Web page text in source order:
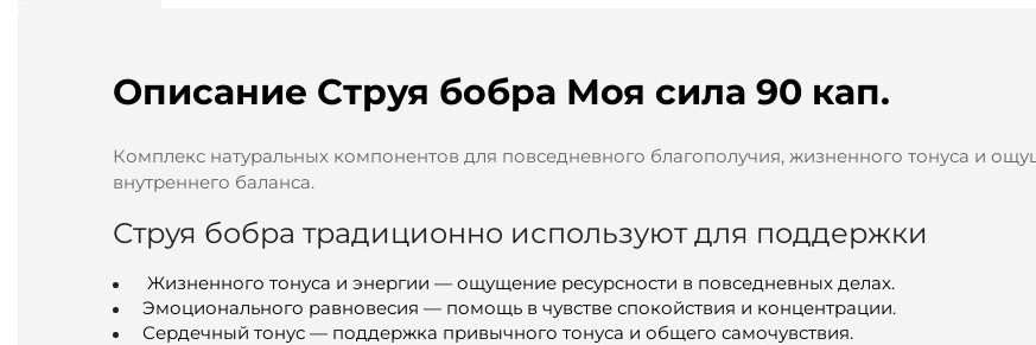
Описание Струя бобра Моя сила 90 кап.
Комплекс натуральных компонентов для повседневного благополучия, жизненного тонуса и
внутреннего баланса.
Струя бобра традиционно используют для поддержки
Жизненного тонуса и энергии — ощущение ресурсности в повседневных делах.
Эмоционального равновесия — помощь в чувстве спокойствия и концентрации.
Сердечный тонус — поддержка привычного тонуса и общего самочувствия.